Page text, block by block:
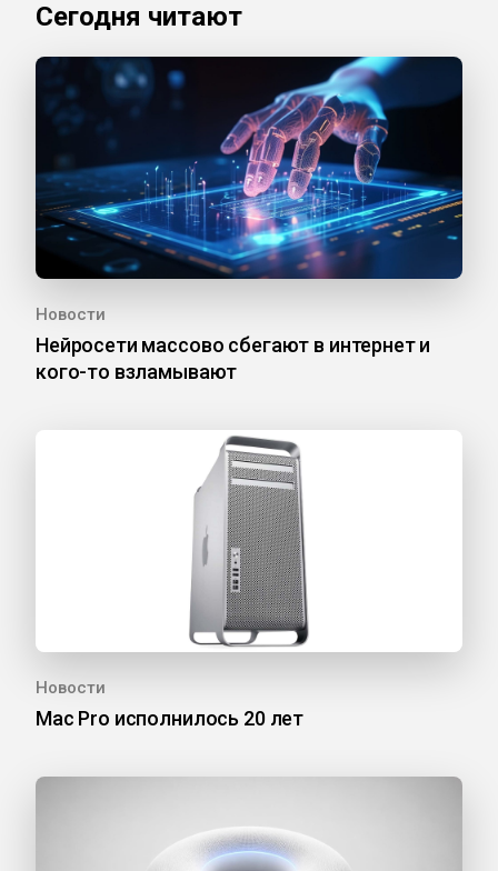
Сегодня читают
Новости
Нейросети массово сбегают в интернет и
кого-то взламывают
Новости
Mac Pro исполнилось 20 лет